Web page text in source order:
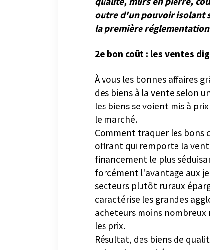
qualité, murs en pierre,
outre d'un pouvoir isolant
la première
2e bon coût : les ventes
À vous les bonnes affaires
des biens à la vente selon
les biens se voient mis à
le marché.
Comment traquer les bons
offrant qui remporte la
financement le plus
forcément l'avantage aux
secteurs plutôt ruraux
caractérise les grandes
acheteurs moins
les prix.
Résultat, des biens de